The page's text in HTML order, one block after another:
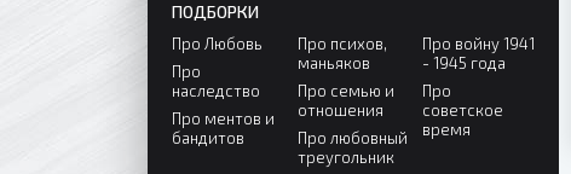
ПОДБОРКИ
Про Любовь
Про
наследство
Про ментов и
бандитов
Про психов,
маньяков
Про семью и
отношения
Про любовный
треугольник
Про войну 1941
- 1945 года
Про
советское
время